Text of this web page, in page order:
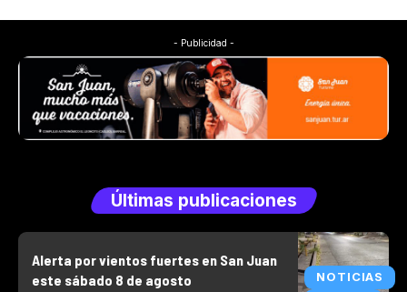
- Publicidad -
Últimas publicaciones
NOTICIAS
Alerta por vientos fuertes en San Juan
este sábado 8 de agosto